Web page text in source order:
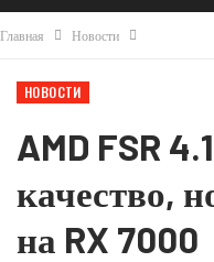
Главная Новости
НОВОСТИ
AMD FSR
качество,
на RX 7000